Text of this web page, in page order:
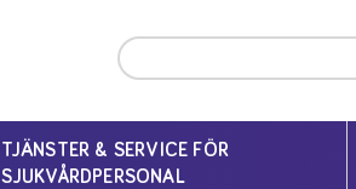
TJÄNSTER & SERVICE FÖR
SJUKVÅRDPERSONAL